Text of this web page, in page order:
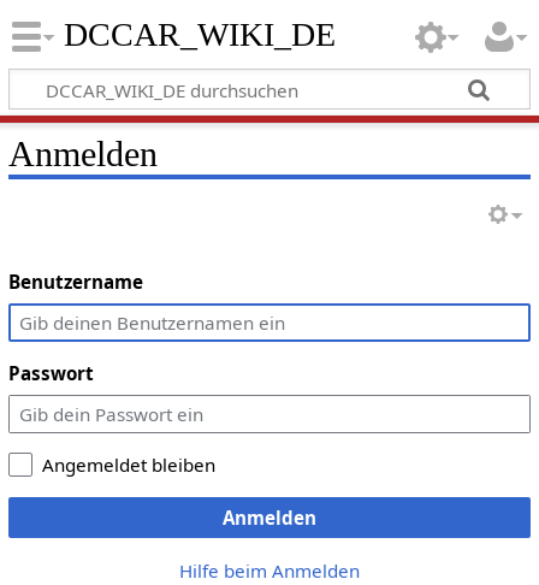
DCCAR_WIKI_DE
Anmelden
Benutzername
Passwort
Angemeldet bleiben
Anmelden
Hilfe beim Anmelden